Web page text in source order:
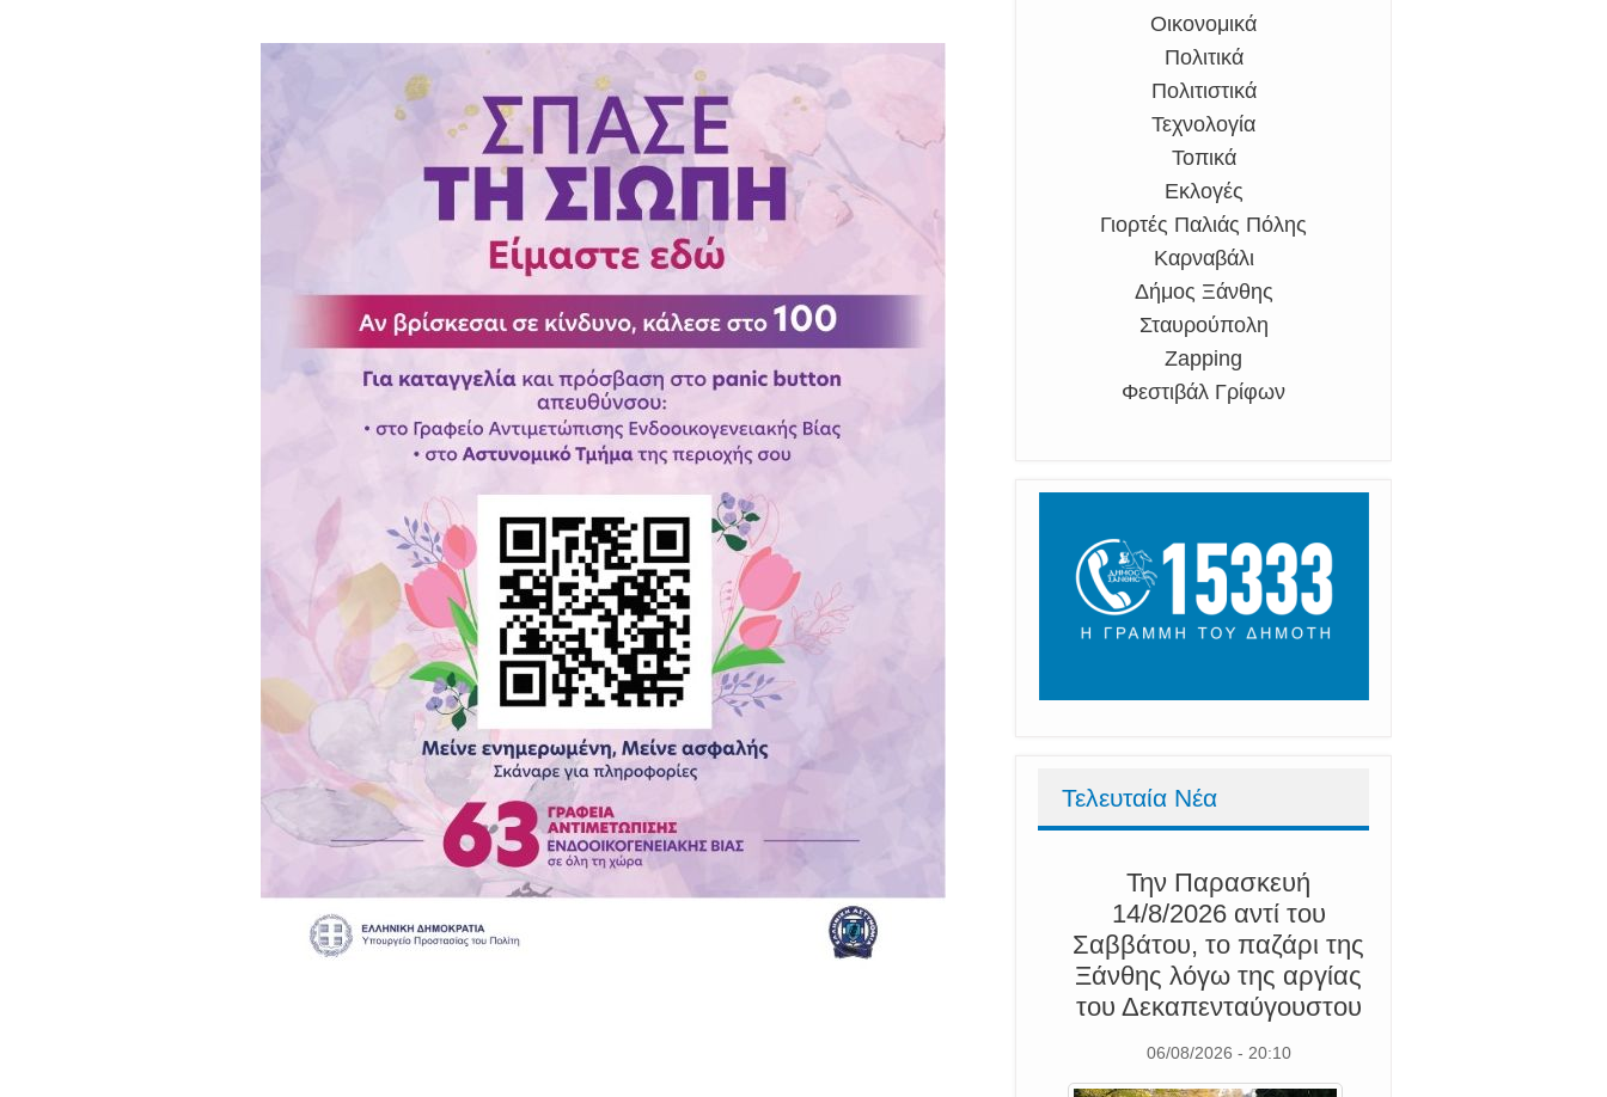
Οικονομικά
Πολιτικά
Πολιτιστικά
Τεχνολογία
Τοπικά
Εκλογές
Γιορτές Παλιάς Πόλης
Καρναβάλι
Δήμος Ξάνθης
Σταυρούπολη
Zapping
Φεστιβάλ Γρίφων
Τελευταία Νέα
Την Παρασκευή
14/8/2026 αντί του
Σαββάτου, το παζάρι της
Ξάνθης λόγω της αργίας
του Δεκαπενταύγουστου
06/08/2026 - 20:10